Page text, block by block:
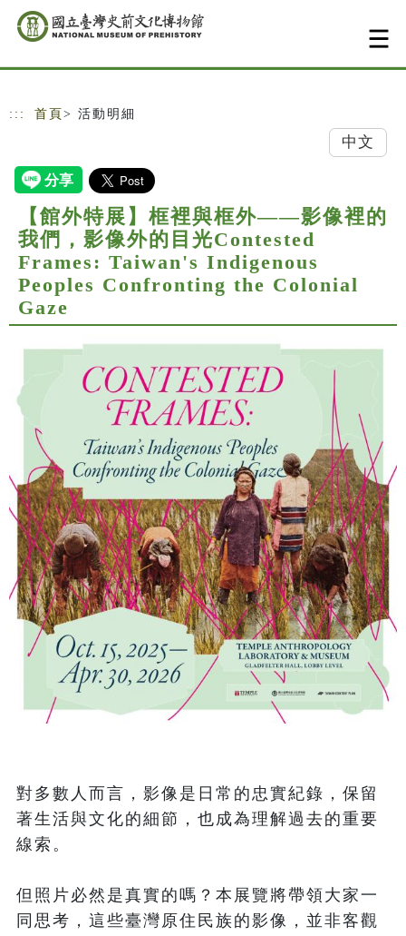
跳到主要內容
網站導覽
::: 首頁 > 活動明細
中文
【館外特展】框裡與框外——影像裡的
我們，影像外的目光Contested
Frames: Taiwan's Indigenous
Peoples Confronting the Colonial
Gaze
對多數人而言，影像是日常的忠實紀錄，保留
著生活與文化的細節，也成為理解過去的重要
線索。
但照片必然是真實的嗎？本展覽將帶領大家一
同思考，這些臺灣原住民族的影像，並非客觀